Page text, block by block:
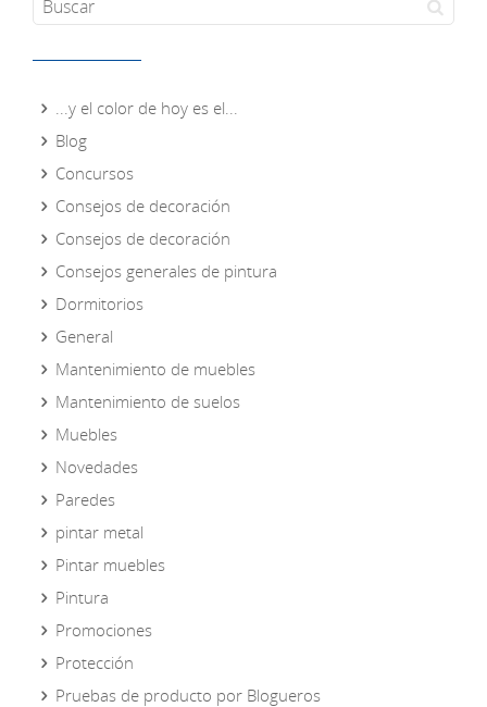
...y el color de hoy es el...
Blog
Concursos
Consejos de decoración
Consejos de decoración
Consejos generales de pintura
Dormitorios
General
Mantenimiento de muebles
Mantenimiento de suelos
Muebles
Novedades
Paredes
pintar metal
Pintar muebles
Pintura
Promociones
Protección
Pruebas de producto por Blogueros